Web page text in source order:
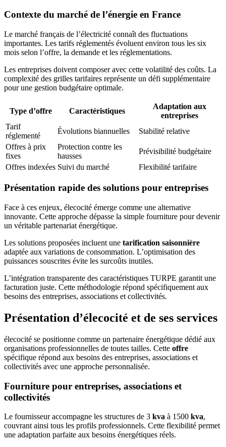
Contexte du marché de l’énergie en France
Le marché français de l’électricité connaît des fluctuations
importantes. Les tarifs réglementés évoluent environ tous les six
mois selon l’offre, la demande et les réglementations.
Les entreprises doivent composer avec cette volatilité des coûts. La
complexité des grilles tarifaires représente un défi supplémentaire
pour une gestion budgétaire optimale.
Type d’offre Caractéristiques
Adaptation aux
entreprises
Tarif
réglementé
Évolutions biannuelles
Stabilité relative
Offres à prix
fixes
Protection contre les
hausses
Prévisibilité budgétaire
Offres indexées Suivi du marché Flexibilité tarifaire
Présentation rapide des solutions pour entreprises
Face à ces enjeux, élecocité émerge comme une alternative
innovante. Cette approche dépasse la simple fourniture pour devenir
un véritable partenariat énergétique.
Les solutions proposées incluent une tarification saisonnière
adaptée aux variations de consommation. L’optimisation des
puissances souscrites évite les surcoûts inutiles.
L’intégration transparente des caractéristiques TURPE garantit une
facturation juste. Cette méthodologie répond spécifiquement aux
besoins des entreprises, associations et collectivités.
Présentation d’élecocité et de ses services
élecocité se positionne comme un partenaire énergétique dédié aux
organisations professionnelles de toutes tailles. Cette offre
spécifique répond aux besoins des entreprises, associations et
collectivités avec une approche personnalisée.
Fourniture pour entreprises, associations et
collectivités
Le fournisseur accompagne les structures de 3 kva à 1500 kva,
couvrant ainsi tous les profils professionnels. Cette flexibilité permet
une adaptation parfaite aux besoins énergétiques réels.